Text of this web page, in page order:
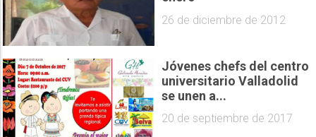
26 de diciembre de 2012
Jóvenes chefs del centro
universitario Valladolid
se unen a...
20 de septiembre de 2017